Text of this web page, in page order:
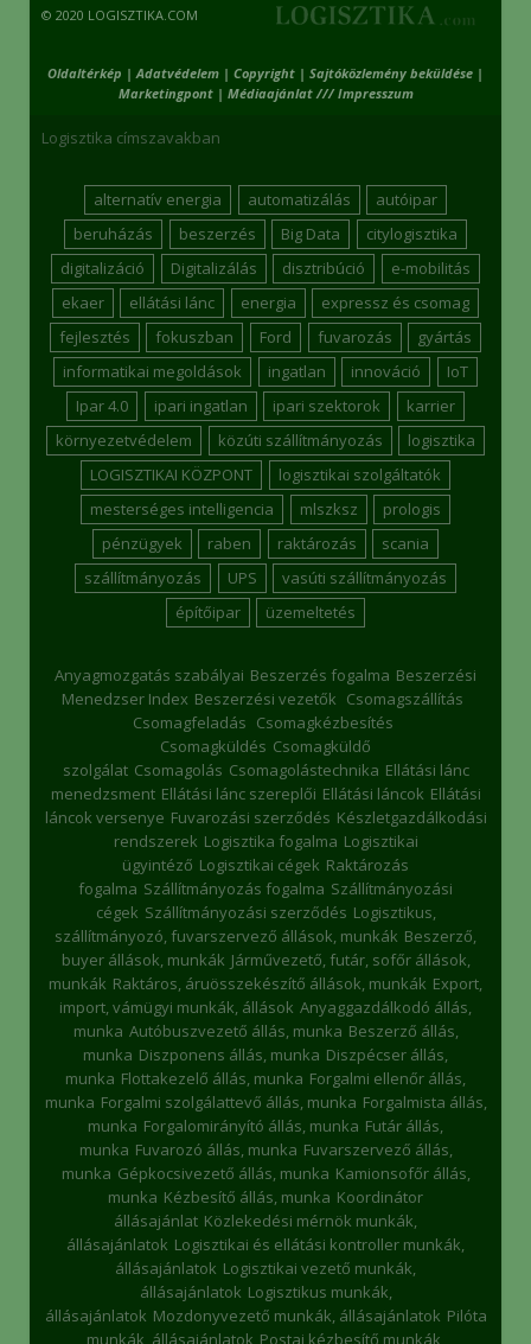
© 2020 LOGISZTIKA.COM
Oldaltérkép | Adatvédelem | Copyright | Sajtóközlemény beküldése |
Marketingpont| Médiaajánlat /// Impresszum
Logisztika címszavakban
alternatív energia automatizálás
autóipar
beruházás
beszerzés Big Data
citylogisztika
digitalizáció
Digitalizálás disztribúció
e-mobilitás
ekaer
ellátási lánc energia
expressz és csomag
fejlesztés
fokuszban Ford fuvarozás
gyártás
informatikai megoldások
ingatlan innováció
IoT
Ipar 4.0
ipari ingatlan ipari szektorok
karrier
környezetvédelem
közúti szállítmányozás
logisztika
LOGISZTIKAI KÖZPONT
logisztikai szolgáltatók
mesterséges intelligencia
mlszksz
prologis
pénzügyek
raben raktározás
scania
szállítmányozás
UPS
vasúti szállítmányozás
építőipar
üzemeltetés
Anyagmozgatás szabályai Beszerzés fogalma Beszerzési
Menedzser Index Beszerzési vezetők Csomagszállítás
Csomagfeladás Csomagkézbesítés
Csomagküldés Csomagküldő
szolgálat Csomagolás Csomagolástechnika Ellátási lánc
menedzsment Ellátási lánc szereplői Ellátási láncok Ellátási
láncok versenye Fuvarozási szerződés Készletgazdálkodási
rendszerek Logisztika fogalma Logisztikai
ügyintéző Logisztikai cégek Raktározás
fogalma Szállítmányozás fogalma Szállítmányozási
cégek Szállítmányozási szerződés Logisztikus,
szállítmányozó, fuvarszervező állások, munkák Beszerző,
buyer állások, munkák Járművezető, futár, sofőr állások,
munkák Raktáros, áruösszekészítő állások, munkák Export,
import, vámügyi munkák, állások Anyaggazdálkodó állás,
munka Autóbuszvezető állás, munka Beszerző állás,
munka Diszponens állás, munka Diszpécser állás,
munka Flottakezelő állás, munka Forgalmi ellenőr állás,
munka Forgalmi szolgálattevő állás, munka Forgalmista állás,
munka Forgalomirányító állás, munka Futár állás,
munka Fuvarozó állás, munka Fuvarszervező állás,
munka Gépkocsivezető állás, munka Kamionsofőr állás,
munka Kézbesítő állás, munka Koordinátor
állásajánlat Közlekedési mérnök munkák,
állásajánlatok Logisztikai és ellátási kontroller munkák,
állásajánlatok Logisztikai vezető munkák,
állásajánlatok Logisztikus munkák,
állásajánlatok Mozdonyvezető munkák, állásajánlatok Pilóta
munkák, állásajánlatok Postai kézbesítő munkák,